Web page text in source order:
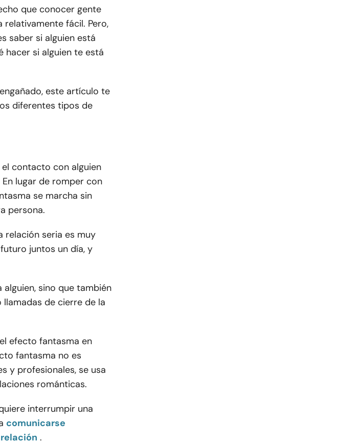
que conocer gente
relativamente fácil. Pero,
saber si alguien está
hacer si alguien te está
este artículo te
diferentes tipos de
contacto con alguien
lugar de romper con
se marcha sin
persona.
relación seria es muy
juntos un día, y
sino que también
de cierre de la
efecto fantasma en
fantasma no es
y profesionales, se usa
románticas.
interrumpir una
comunicarse
.